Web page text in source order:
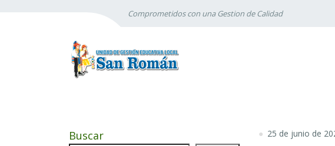
Comprometidos con una Gestion de Calidad
25 de junio de
Buscar